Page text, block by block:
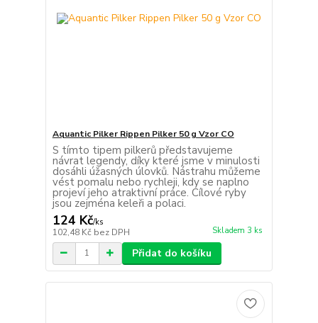
Aquantic Pilker Rippen Pilker 50 g Vzor CO
S tímto tipem pilkerů představujeme
návrat legendy, díky které jsme v minulosti
dosáhli úžasných úlovků. Nástrahu můžeme
vést pomalu nebo rychleji, kdy se naplno
projeví jeho atraktivní práce. Cílové ryby
jsou zejména keleři a polaci.
124 Kč/ks
102,48 Kč bez DPH Skladem 3 ks
Přidat do košíku